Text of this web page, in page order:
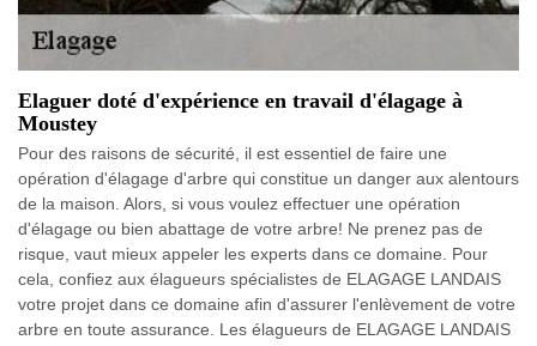
Elaguer doté d'expérience en travail d'élagage à
Moustey
Pour des raisons de sécurité, il est essentiel de faire une
opération d'élagage d'arbre qui constitue un danger aux alentours
de la maison. Alors, si vous voulez effectuer une opération
d'élagage ou bien abattage de votre arbre! Ne prenez pas de
risque, vaut mieux appeler les experts dans ce domaine. Pour
cela, confiez aux élagueurs spécialistes de ELAGAGE LANDAIS
votre projet dans ce domaine afin d'assurer l'enlèvement de votre
arbre en toute assurance. Les élagueurs de ELAGAGE LANDAIS